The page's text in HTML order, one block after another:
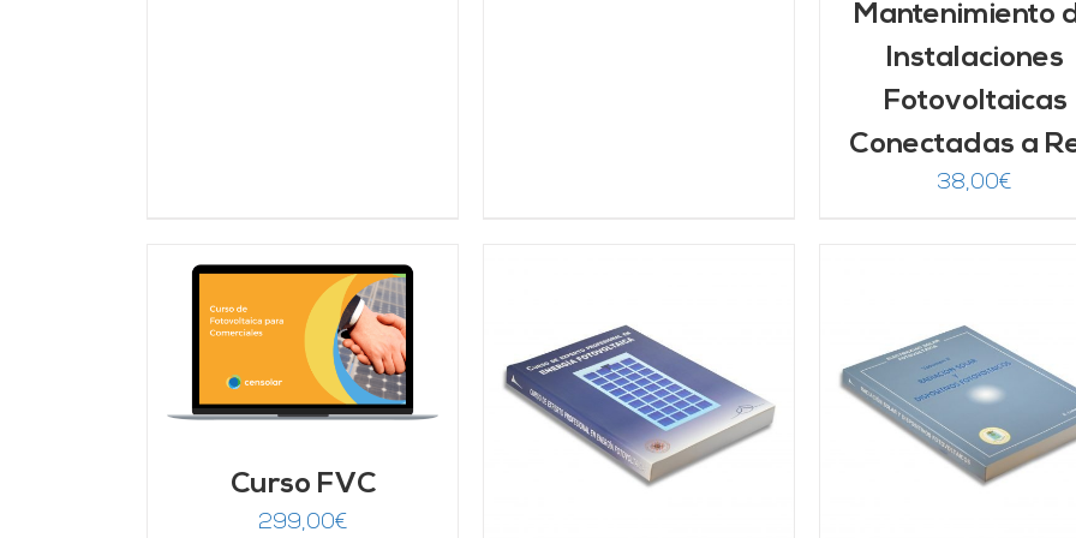
Mantenimiento
Instalaciones
Fotovoltaicas
Conectadas a
38,00€
Curso FVC
299,00€
AÑADIR AL CARRITO
DETALLES
AÑADIR AL CARRITO
/
DETALLES
Valorado
5.00 de 5
AÑADIR AL CARRITO
DETALLES